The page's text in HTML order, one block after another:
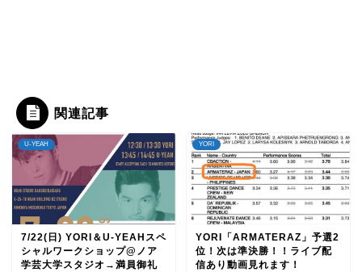
関連記事
U-YEAH
7/22(日) YORI＆U-YEAHスペ
シャルワークショップ@ノア
学芸大学スタジオ→満員御礼
YORI
YORI「ARMATERAZ」予選2
位！次は準決勝！！ライブ配
信あり動画見れます！